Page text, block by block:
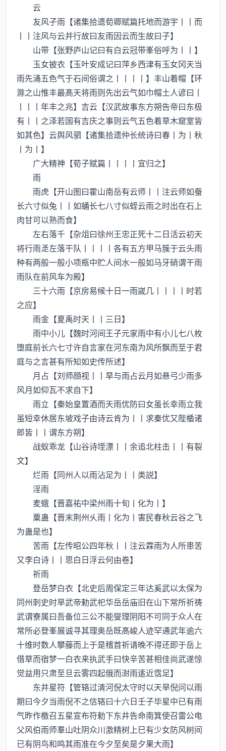
云
友风子雨【诸集拾遗荀卿赋篇托地而游宇丨丨而
丨丨注风与云并行故曰友雨因云而生故曰子】
山带【张野庐山记曰有白云冠带峯俗呼为丨丨】
玉女披衣【玉叶安成记曰萍乡西津有玉女冈天当
雨先涌五色气于石间俗谓之丨丨丨丨】丰山着帽【环
滁之山惟丰最髙天将雨则先出云气如巾帽土人谚曰丨
丨丨丨年丰之兆】吉云【汉武故事东方朔告帝曰东极
有丨丨之泽若国有吉庆之事则云气五色着草木窟室皆
如其色】云舆风驷【诸集拾遗仲长统诗曰春丨为丨秋
丨为丨】
广大精神【荀子赋篇丨丨丨丨宜归之】
雨
雨虎【开山图曰霍山南岳有云师丨丨注云师如蚕
长六寸似兔丨丨如蛹长七八寸似蛭云雨之时出在石上
肉甘可以熟而食】
左右落千【杂俎曰徐州王忠正死十二日活云初天
将行雨左落干队丨丨丨丨各有五方甲马簇于云头雨
种有两般一般小项瓶中贮人间水一般如马牙硝谓干雨
雨队在前风车为殿】
三十六雨【京房易候十日一雨嵗几丨丨丨丨时若
之应】
雨金【夏禹时天丨丨三日】
雨中小儿【魏时河间王子元家雨中有小儿七八枚
堕庭前长六七寸许自言家在河东南为风所飘而至于君
庭与之言甚有所知如史传所述】
月占【刘师顔视丨丨旱与雨占云月如悬弓少雨多
风月如仰瓦不求自下】
雨立【秦始皇置酒而天雨优防曰女虽长幸雨立我
虽短幸休居东坡戏子由诗云肯为丨丨求秦优又陛楯诸
郎皆丨丨谓东方朔】
战蚁乖龙【山谷诗垤漂丨丨余追北柱击丨丨有裂
文】
烂雨【同州人以雨沾足为丨丨类説】
淫雨
麦蛾【晋嘉祐中梁州雨十旬丨化为丨】
粟蛊【晋末荆州乆雨丨化为丨害民春秋云谷之飞
为蛊是也】
苦雨【左传昭公四年秋丨丨注云霖雨为人所患苦
又李白诗丨丨思白日浮云何由卷】
祈雨
登岳梦白衣【北史后周保定三年达奚武以太保为
同州刺史时旱武帝勅武祀华岳岳庙旧在山下常所祈祷
武谓寮属曰吾备位三公不能燮理阴阳不可同于众人在
常所必登峯展诚寻其理奥岳既髙峻人迹罕通武年逾六
十维时数人攀藤而上于是稽首祈请晚不得还即于岳上
借草而宿梦一白衣来执武手曰快辛苦甚相佳尚武遂惊
觉益用只肃至旦云雾四起俄而澍雨逺近霑足】
东井星符【管辂过清河倪太守时以天旱倪问以雨
期曰今夕当雨倪不之信辂曰十六日壬子毕星中已有雨
气昨作檄召五星宣布符勅下东井告命南箕使召雷公电
父风伯雨师羣山吐阴众川激精树上巳有少女防风树间
已有阴鸟和鸣其雨准在今夕至矣是夕果大雨】